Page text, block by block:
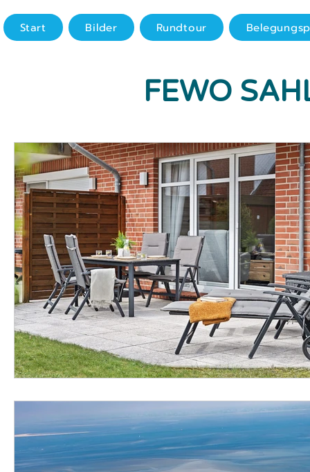
Start Bilder Rundtour
FEWO